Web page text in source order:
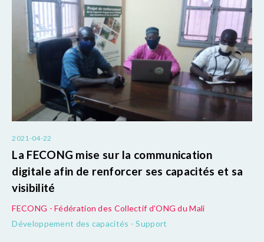
2021-04-22
La FECONG mise sur la communication
digitale afin de renforcer ses capacités et sa
visibilité
FECONG - Fédération des Collectif d’ONG du Mali
Développement des capacités - Support